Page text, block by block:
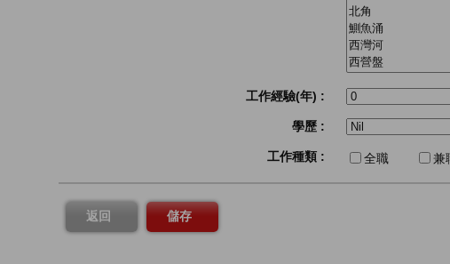
工作經驗(年) :
學歷 :
工作種類 : 全職 兼
返回 儲存